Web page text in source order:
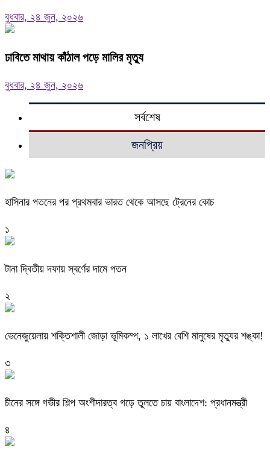
বুধবার, ২৪ জুন, ২০২৬
ঢাবিতে মাথায় কাঁঠাল পড়ে মালির মৃত্যু
বুধবার, ২৪ জুন, ২০২৬
সর্বশেষ
জনপ্রিয়
হাসিনার পতনের পর প্রথমবার ভারত থেকে আসছে ট্রেনের কোচ
১
টানা দ্বিতীয় দফায় স্বর্ণের দামে পতন
২
ভেনেজুয়েলায় শক্তিশালী জোড়া ভূমিকম্প, ১ লাখের বেশি মানুষের মৃত্যুর শঙ্কা!
৩
চীনের সঙ্গে গভীর শিল্প অংশীদারত্ব গড়ে তুলতে চায় বাংলাদেশ: প্রধানমন্ত্রী
৪